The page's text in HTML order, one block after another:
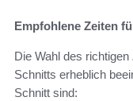
Empfohlene Zeiten
Die Wahl des
Schnitts erheblich
Schnitt sind: